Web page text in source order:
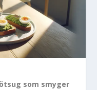
som smyger